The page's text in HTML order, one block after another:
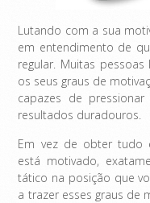
Lutando com a sua
em entendimento de
regular. Muitas
os seus graus de
capazes de
resultados duradouros.
Em vez de obter tudo
está motivado,
tático na posição que
a trazer esses graus de